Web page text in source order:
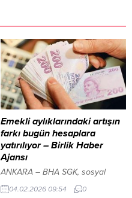
Emekli aylıklarındaki artışın
farkı bugün hesaplara
yatırılıyor – Birlik Haber
Ajansı
ANKARA – BHA SGK, sosyal
medya hesapları üzerinden
yaptığı duyuruda, emekli
04.02.2026 09:54 0